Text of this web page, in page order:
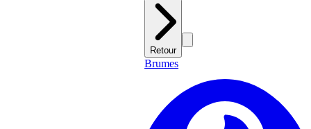
Retour
Brumes